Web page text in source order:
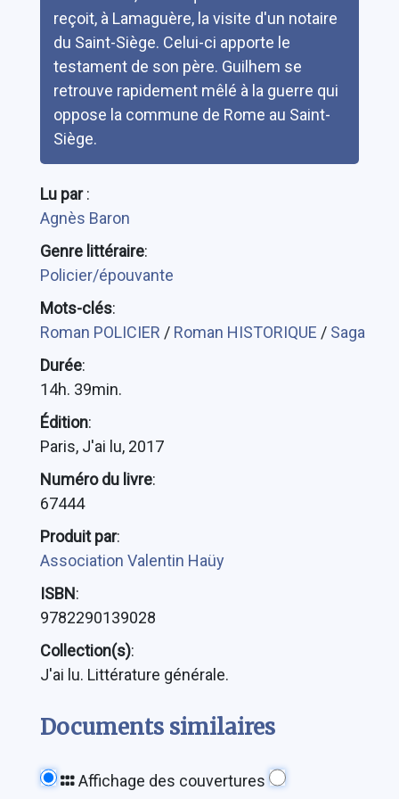
reçoit, à Lamaguère, la visite d'un notaire
du Saint-Siège. Celui-ci apporte le
testament de son père. Guilhem se
retrouve rapidement mêlé à la guerre qui
oppose la commune de Rome au Saint-
Siège.
Lu par:
Agnès Baron
Genre littéraire:
Policier/épouvante
Mots-clés:
Roman POLICIER / Roman HISTORIQUE / Saga
Durée:
14h. 39min.
Édition:
Paris, J'ai lu, 2017
Numéro du livre:
67444
Produit par:
Association Valentin Haüy
ISBN:
9782290139028
Collection(s):
J'ai lu. Littérature générale.
Documents similaires
Affichage des couvertures